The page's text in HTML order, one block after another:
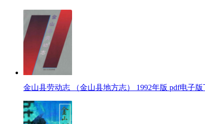
金山县劳动志 （金山县地方志） 1992年版 pdf电子版